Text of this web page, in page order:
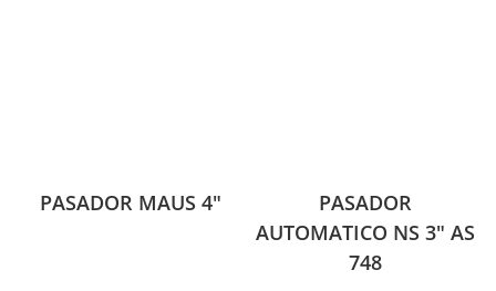
PASADOR MAUS 4″
PASADOR
AUTOMATICO NS 3″ AS
748